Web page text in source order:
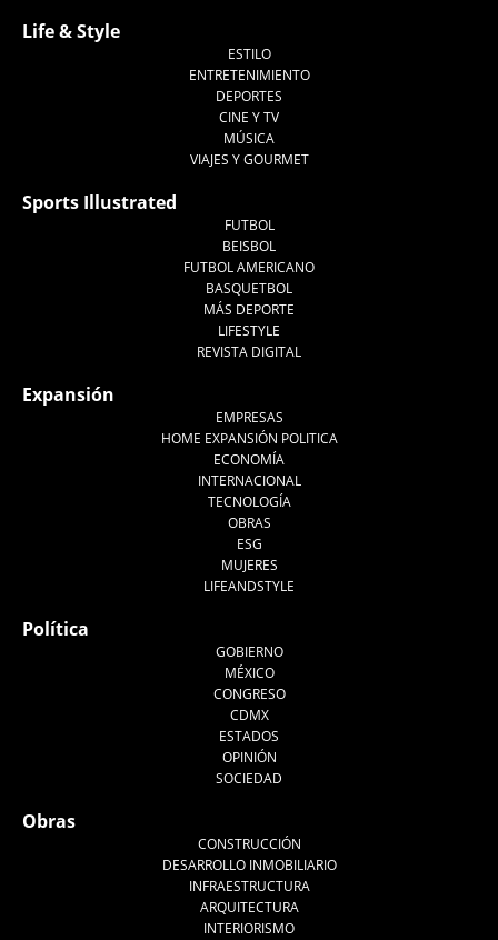
Life & Style
ESTILO
ENTRETENIMIENTO
DEPORTES
CINE Y TV
MÚSICA
VIAJES Y GOURMET
Sports Illustrated
FUTBOL
BEISBOL
FUTBOL AMERICANO
BASQUETBOL
MÁS DEPORTE
LIFESTYLE
REVISTA DIGITAL
Expansión
EMPRESAS
HOME EXPANSIÓN POLITICA
ECONOMÍA
INTERNACIONAL
TECNOLOGÍA
OBRAS
ESG
MUJERES
LIFEANDSTYLE
Política
GOBIERNO
MÉXICO
CONGRESO
CDMX
ESTADOS
OPINIÓN
SOCIEDAD
Obras
CONSTRUCCIÓN
DESARROLLO INMOBILIARIO
INFRAESTRUCTURA
ARQUITECTURA
INTERIORISMO